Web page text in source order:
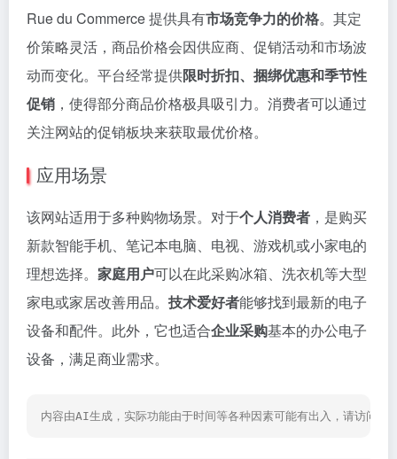
Rue du Commerce 提供具有市场竞争力的价格。其定
价策略灵活，商品价格会因供应商、促销活动和市场波
动而变化。平台经常提供限时折扣、捆绑优惠和季节性
促销 ，使得部分商品价格极具吸引力。消费者可以通过
关注网站的促销板块来获取最优价格。
应用场景
该网站适用于多种购物场景。对于个人消费者 ，是购买
新款智能手机、笔记本电脑、电视、游戏机或小家电的
理想选择。 家庭用户可以在此采购冰箱、洗衣机等大型
家电或家居改善用品。 技术爱好者能够找到最新的电子
设备和配件。此外，它也适合企业采购基本的办公电子
设备，满足商业需求。
内容由AI生成，实际功能由于时间等各种因素可能有出入，请访问网